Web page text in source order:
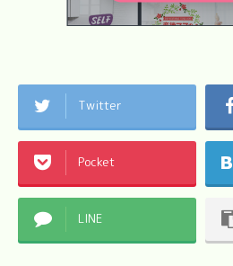
Twitter
Pocket
LINE